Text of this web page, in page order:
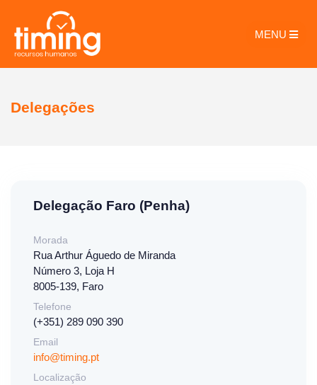
MENU
Delegações
Delegação Faro (Penha)
Morada
Rua Arthur Águedo de Miranda
Número 3, Loja H
8005-139, Faro
Telefone
(+351) 289 090 390
Email
info@timing.pt
Localização